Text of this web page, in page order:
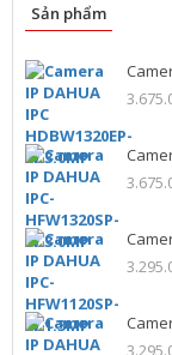
Sản phẩm